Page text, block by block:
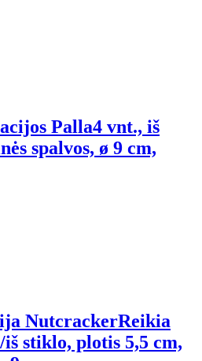
Palla4 vnt., iš
spalvos, ø 9 cm,
NutcrackerReikia
stiklo, plotis 5,5 cm,